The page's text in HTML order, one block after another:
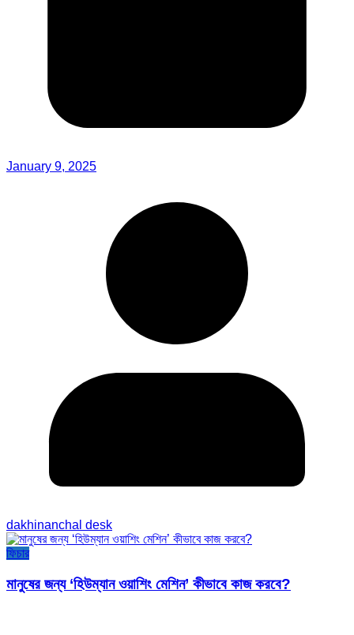
January 9, 2025
dakhinanchal desk
ফিচার
মানুষের জন্য ‘হিউম্যান ওয়াশিং মেশিন’ কীভাবে কাজ করবে?